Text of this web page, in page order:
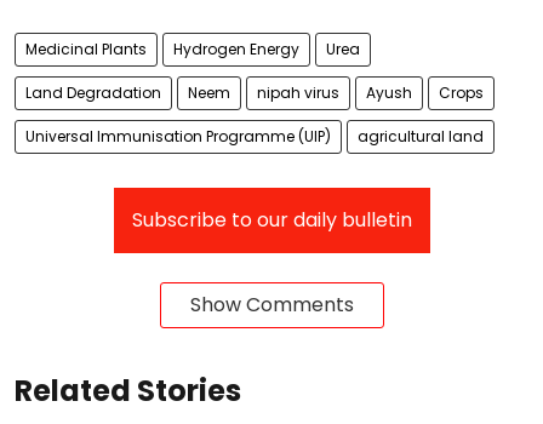
Medicinal Plants Hydrogen Energy Urea
Land Degradation Neem nipah virus Ayush Crops
Universal Immunisation Programme (UIP) agricultural land
Subscribe to our daily bulletin
Show Comments
Related Stories